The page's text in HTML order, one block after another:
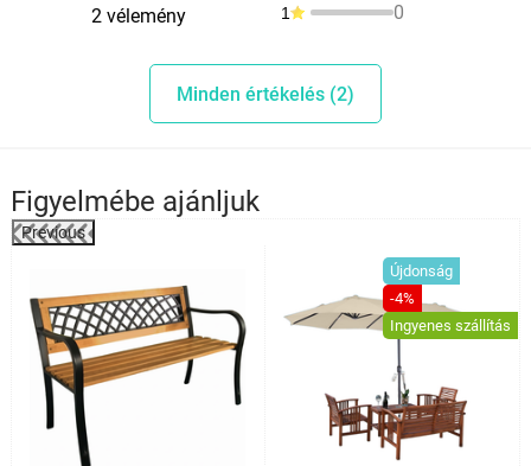
2 vélemény
1 0
Minden értékelés (2)
Figyelmébe ajánljuk
Previous
Újdonság
-4%
Ingyenes szállítás